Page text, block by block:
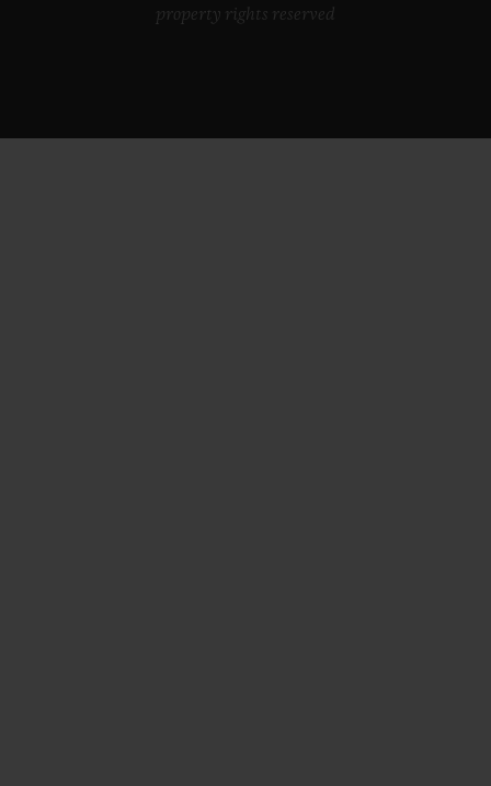
property rights reserved